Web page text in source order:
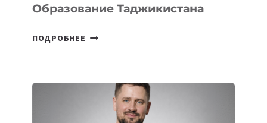
Образование Таджикистана
ПОДРОБНЕЕ
КОТОРЫЕ
РАЗВИВАЮТ